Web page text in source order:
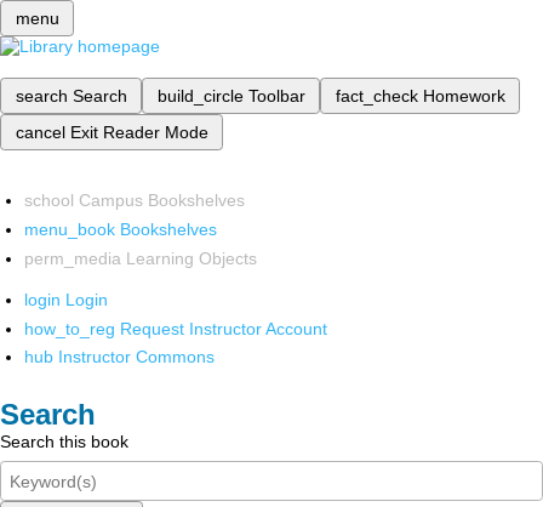
menu
search Search build_circle Toolbar fact_check Homework
cancel Exit Reader Mode
school Campus Bookshelves
menu_book Bookshelves
perm_media Learning Objects
login Login
how_to_reg Request Instructor Account
hub Instructor Commons
Search
Search this book